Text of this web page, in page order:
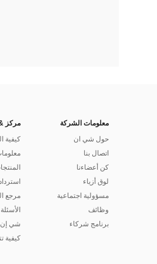
معلومات الشركة
حول شي ان
اتصال بنا
كن أعضاءنا
لوق أزياء
مسؤولية اجتماعية
وظائف
برنامج شركاء
مركز
كيفية
مرجع
شي إن VIP
كيفية